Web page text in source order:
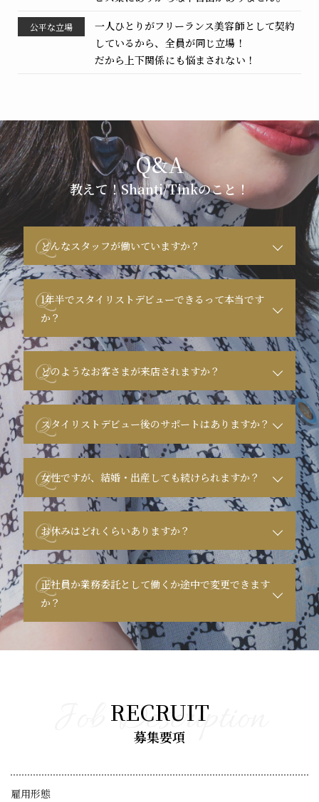
公平な立場
一人ひとりがフリーランス美容師として契約
しているから、全員が同じ立場！
だから上下関係にも悩まされない！
教えて！Shanti/Tinkのこと！
Q
どんなスタッフが働いていますか？
Q
1年半でスタイリストデビューできるって本当です
か？
Q
どのようなお客さまが来店されますか？
Q
スタイリストデビュー後のサポートはありますか？
Q
女性ですが、結婚・出産しても続けられますか？
Q
お休みはどれくらいありますか？
Q
正社員か業務委託として働くか途中で変更できます
か？
募集要項
Job Description
雇用形態